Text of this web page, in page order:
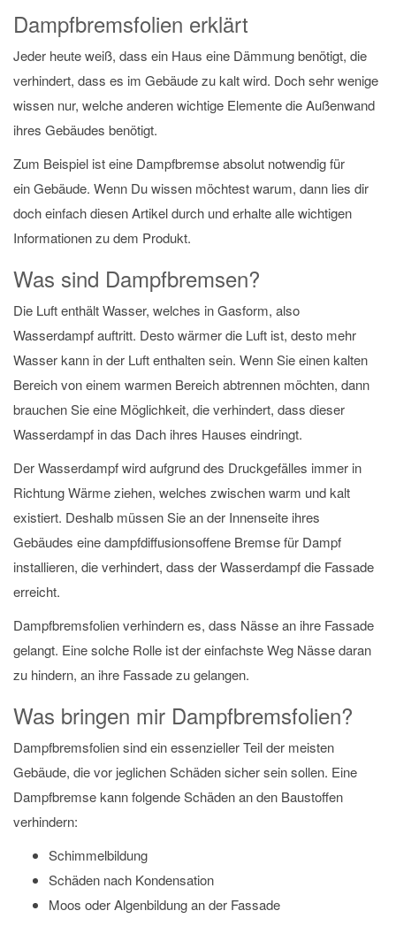
Dampfbremsfolien erklärt
Jeder heute weiß, dass ein Haus eine Dämmung benötigt, die
verhindert, dass es im Gebäude zu kalt wird. Doch sehr wenige
wissen nur, welche anderen wichtige Elemente die Außenwand
ihres Gebäudes benötigt.
Zum Beispiel ist eine Dampfbremse absolut notwendig für
ein Gebäude. Wenn Du wissen möchtest warum, dann lies dir
doch einfach diesen Artikel durch und erhalte alle wichtigen
Informationen zu dem Produkt.
Was sind Dampfbremsen?
Die Luft enthält Wasser, welches in Gasform, also
Wasserdampf auftritt. Desto wärmer die Luft ist, desto mehr
Wasser kann in der Luft enthalten sein. Wenn Sie einen kalten
Bereich von einem warmen Bereich abtrennen möchten, dann
brauchen Sie eine Möglichkeit, die verhindert, dass dieser
Wasserdampf in das Dach ihres Hauses eindringt.
Der Wasserdampf wird aufgrund des Druckgefälles immer in
Richtung Wärme ziehen, welches zwischen warm und kalt
existiert. Deshalb müssen Sie an der Innenseite ihres
Gebäudes eine dampfdiffusionsoffene Bremse für Dampf
installieren, die verhindert, dass der Wasserdampf die Fassade
erreicht.
Dampfbremsfolien verhindern es, dass Nässe an ihre Fassade
gelangt. Eine solche Rolle ist der einfachste Weg Nässe daran
zu hindern, an ihre Fassade zu gelangen.
Was bringen mir Dampfbremsfolien?
Dampfbremsfolien sind ein essenzieller Teil der meisten
Gebäude, die vor jeglichen Schäden sicher sein sollen. Eine
Dampfbremse kann folgende Schäden an den Baustoffen
verhindern:
Schimmelbildung
Schäden nach Kondensation
Moos oder Algenbildung an der Fassade